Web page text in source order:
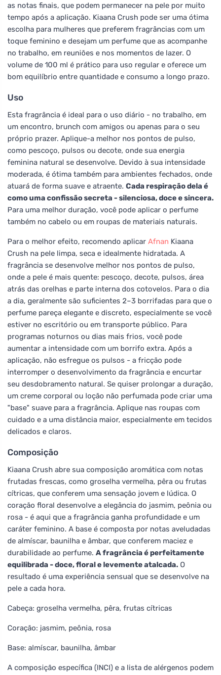
as notas finais, que podem permanecer na pele por muito
tempo após a aplicação. Kiaana Crush pode ser uma ótima
escolha para mulheres que preferem fragrâncias com um
toque feminino e desejam um perfume que as acompanhe
no trabalho, em reuniões e nos momentos de lazer. O
volume de 100 ml é prático para uso regular e oferece um
bom equilíbrio entre quantidade e consumo a longo prazo.
Uso
Esta fragrância é ideal para o uso diário - no trabalho, em
um encontro, brunch com amigos ou apenas para o seu
próprio prazer. Aplique-a melhor nos pontos de pulso,
como pescoço, pulsos ou decote, onde sua energia
feminina natural se desenvolve. Devido à sua intensidade
moderada, é ótima também para ambientes fechados, onde
atuará de forma suave e atraente. Cada respiração dela é
como uma confissão secreta - silenciosa, doce e sincera.
Para uma melhor duração, você pode aplicar o perfume
também no cabelo ou em roupas de materiais naturais.
Para o melhor efeito, recomendo aplicar Afnan Kiaana
Crush na pele limpa, seca e idealmente hidratada. A
fragrância se desenvolve melhor nos pontos de pulso,
onde a pele é mais quente: pescoço, decote, pulsos, área
atrás das orelhas e parte interna dos cotovelos. Para o dia
a dia, geralmente são suficientes 2–3 borrifadas para que o
perfume pareça elegante e discreto, especialmente se você
estiver no escritório ou em transporte público. Para
programas noturnos ou dias mais frios, você pode
aumentar a intensidade com um borrifo extra. Após a
aplicação, não esfregue os pulsos - a fricção pode
interromper o desenvolvimento da fragrância e encurtar
seu desdobramento natural. Se quiser prolongar a duração,
um creme corporal ou loção não perfumada pode criar uma
"base" suave para a fragrância. Aplique nas roupas com
cuidado e a uma distância maior, especialmente em tecidos
delicados e claros.
Composição
Kiaana Crush abre sua composição aromática com notas
frutadas frescas, como groselha vermelha, pêra ou frutas
cítricas, que conferem uma sensação jovem e lúdica. O
coração floral desenvolve a elegância do jasmim, peônia ou
rosa - é aqui que a fragrância ganha profundidade e um
caráter feminino. A base é composta por notas aveludadas
de almíscar, baunilha e âmbar, que conferem maciez e
durabilidade ao perfume. A fragrância é perfeitamente
equilibrada - doce, floral e levemente atalcada. O
resultado é uma experiência sensual que se desenvolve na
pele a cada hora.
Cabeça: groselha vermelha, pêra, frutas cítricas
Coração: jasmim, peônia, rosa
Base: almíscar, baunilha, âmbar
A composição específica (INCI) e a lista de alérgenos podem